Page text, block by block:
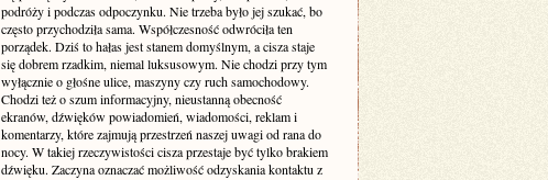
podróży i podczas odpoczynku. Nie trzeba było jej szukać, bo
często przychodziła sama. Współczesność odwróciła ten
porządek. Dziś to hałas jest stanem domyślnym, a cisza staje
się dobrem rzadkim, niemal luksusowym. Nie chodzi przy tym
wyłącznie o głośne ulice, maszyny czy ruch samochodowy.
Chodzi też o szum informacyjny, nieustanną obecność
ekranów, dźwięków powiadomień, wiadomości, reklam i
komentarzy, które zajmują przestrzeń naszej uwagi od rana do
nocy. W takiej rzeczywistości cisza przestaje być tylko brakiem
dźwięku. Zaczyna oznaczać możliwość odzyskania kontaktu z